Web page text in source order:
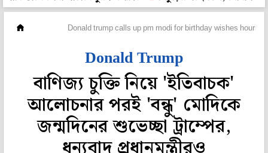
Donald trump calls up pm modi for birthday wishes hours
Donald Trump
বাণিজ্য চুক্তি নিয়ে 'ইতিবাচক'
আলোচনার পরই 'বন্ধু' মোদিকে
জন্মদিনের শুভেচ্ছা ট্রাম্পের,